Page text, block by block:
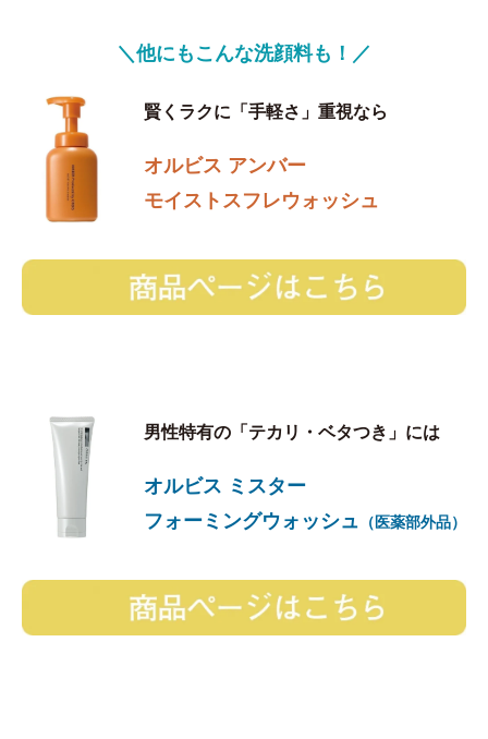
＼他にもこんな洗顔料も！／
賢くラクに「手軽さ」重視なら
オルビス アンバー
モイストスフレウォッシュ
男性特有の「テカリ・ベタつき」には
オルビス ミスター
フォーミングウォッシュ （医薬部外品）